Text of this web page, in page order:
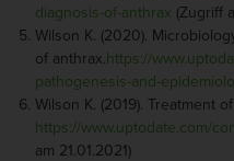
diagnosis-of-anthrax (Zugriff
Wilson K. (2020).
of anthrax.https://
pathogenesis-and-
Wilson K. (2019). Treatment
https://www.uptodate.com/
am 21.01.2021)